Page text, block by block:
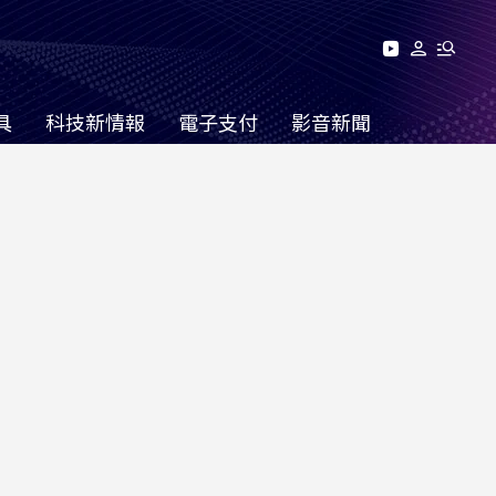
科技新情報 電子支付 影音新聞